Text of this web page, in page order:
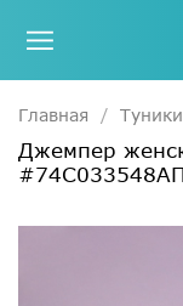
Главная
Джемпер